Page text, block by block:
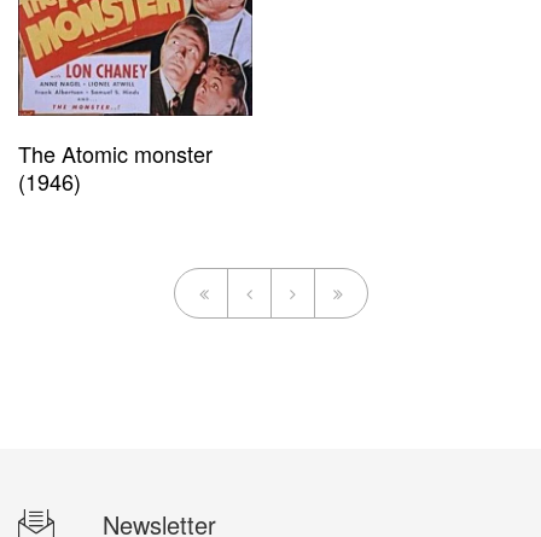
The Atomic monster
(1946)
Newsletter